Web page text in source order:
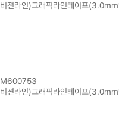
비젼라인)그래픽라인테이프
M600753
비젼라인)그래픽라인테이프